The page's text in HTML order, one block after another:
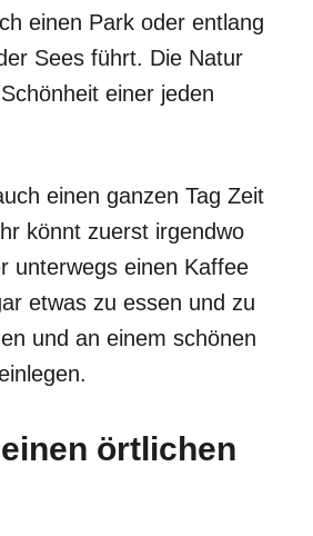
einen Park oder entlang
Sees führt. Die Natur
einer jeden
einen ganzen Tag Zeit
könnt zuerst irgendwo
unterwegs einen Kaffee
etwas zu essen und zu
und an einem schönen
örtlichen